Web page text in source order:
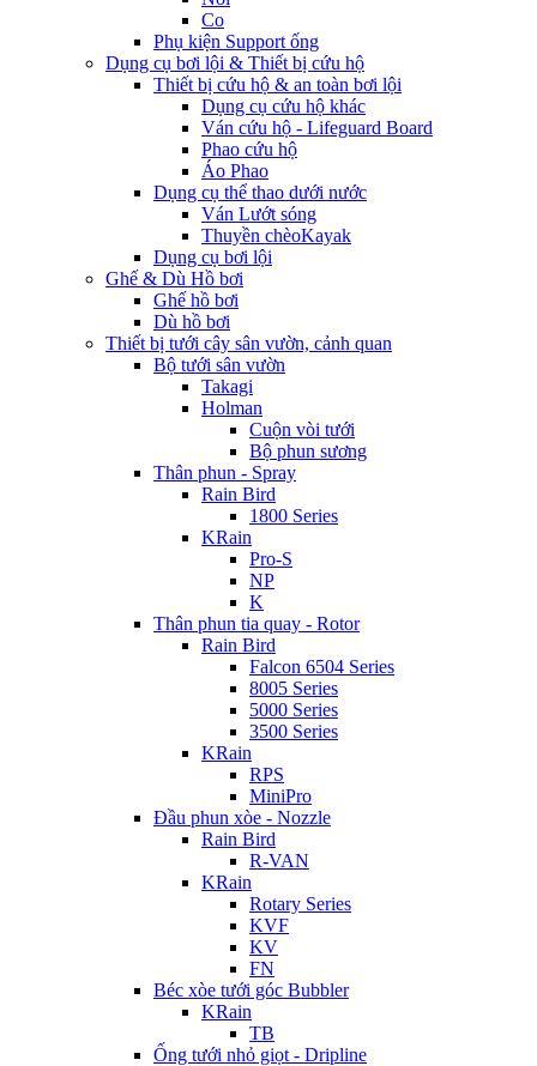
Co
Phụ kiện Support ống
Dụng cụ bơi lội & Thiết bị cứu hộ
Thiết bị cứu hộ & an toàn bơi lội
Dụng cụ cứu hộ khác
Ván cứu hộ - Lifeguard Board
Phao cứu hộ
Áo Phao
Dụng cụ thể thao dưới nước
Ván Lướt sóng
Thuyền chèoKayak
Dụng cụ bơi lội
Ghế & Dù Hồ bơi
Ghế hồ bơi
Dù hồ bơi
Thiết bị tưới cây sân vườn, cảnh quan
Bộ tưới sân vườn
Takagi
Holman
Cuộn vòi tưới
Bộ phun sương
Thân phun - Spray
Rain Bird
1800 Series
KRain
Pro-S
NP
K
Thân phun tia quay - Rotor
Rain Bird
Falcon 6504 Series
8005 Series
5000 Series
3500 Series
KRain
RPS
MiniPro
Đầu phun xòe - Nozzle
Rain Bird
R-VAN
KRain
Rotary Series
KVF
KV
FN
Béc xòe tưới góc Bubbler
KRain
TB
Ống tưới nhỏ giọt - Dripline